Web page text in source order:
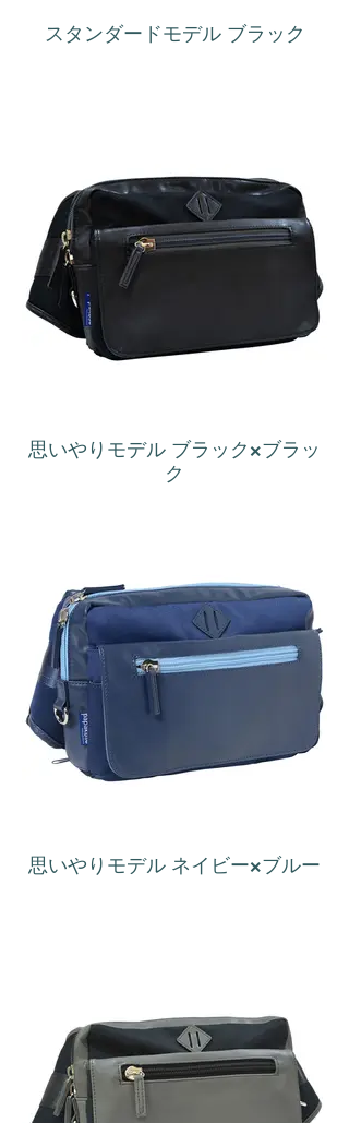
スタンダードモデル ブラック
思いやりモデル ブラック×ブラッ
ク
思いやりモデル ネイビー×ブルー